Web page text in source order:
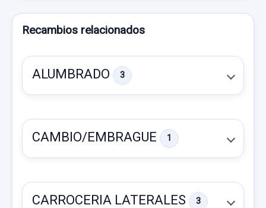
Recambios relacionados
ALUMBRADO 3
CAMBIO/EMBRAGUE 1
CARROCERIA LATERALES 3